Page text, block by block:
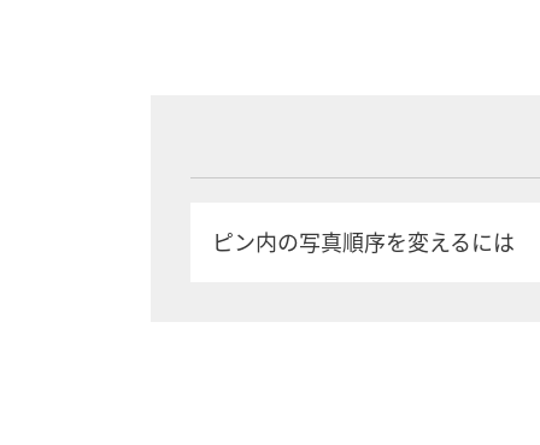
ピン内の写真順序を変えるには